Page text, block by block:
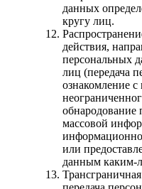
данных
кругу лиц.
действия,
персональных
лиц (передача
ознакомление
обнародование
массовой
или
данным каким-